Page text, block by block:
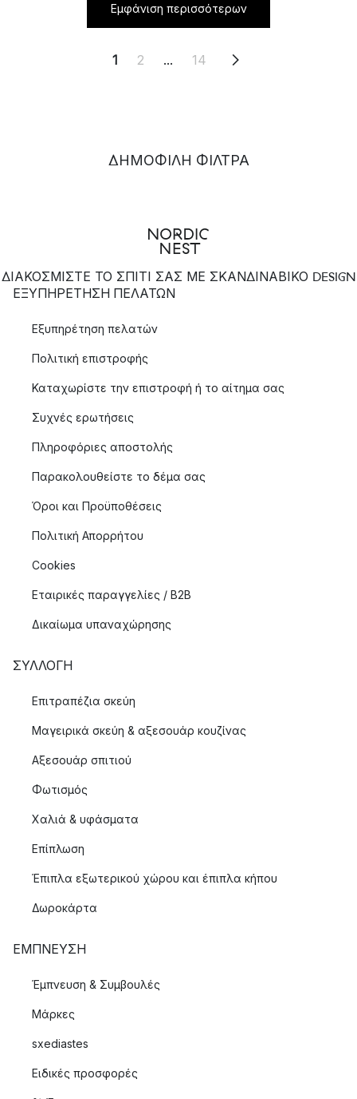
Εμφάνιση περισσότερων
1 2 ... 14
ΔΗΜΟΦΙΛΉ ΦΊΛΤΡΑ
ΔΙΑΚΟΣΜΙΣΤΕ ΤΟ ΣΠΙΤΙ ΣΑΣ ΜΕ ΣΚΑΝΔΙΝΑΒΙΚΟ DESIGN
ΕΞΥΠΗΡΈΤΗΣΗ ΠΕΛΑΤΏΝ
Εξυπηρέτηση πελατών
Πολιτική επιστροφής
Καταχωρίστε την επιστροφή ή το αίτημα σας
Συχνές ερωτήσεις
Πληροφόριες αποστολής
Παρακολουθείστε το δέμα σας
Όροι και Προϋποθέσεις
Πολιτική Απορρήτου
Cookies
Εταιρικές παραγγελίες / B2B
Δικαίωμα υπαναχώρησης
ΣΥΛΛΟΓΉ
Επιτραπέζια σκεύη
Μαγειρικά σκεύη & αξεσουάρ κουζίνας
Αξεσουάρ σπιτιού
Φωτισμός
Χαλιά & υφάσματα
Επίπλωση
Έπιπλα εξωτερικού χώρου και έπιπλα κήπου
Δωροκάρτα
ΈΜΠΝΕΥΣΗ
Έμπνευση & Συμβουλές
Μάρκες
sxediastes
Ειδικές προσφορές